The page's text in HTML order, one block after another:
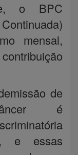
o BPC
mensal,
de
é
e essas